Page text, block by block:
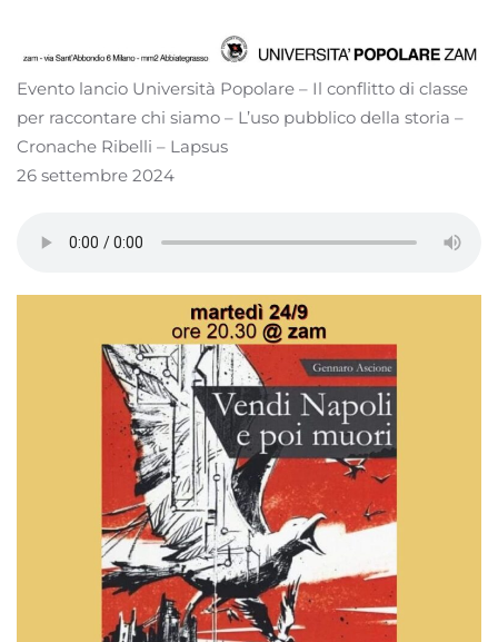
Evento lancio Università Popolare – Il conflitto di classe
per raccontare chi siamo – L’uso pubblico della storia –
Cronache Ribelli – Lapsus
26 settembre 2024